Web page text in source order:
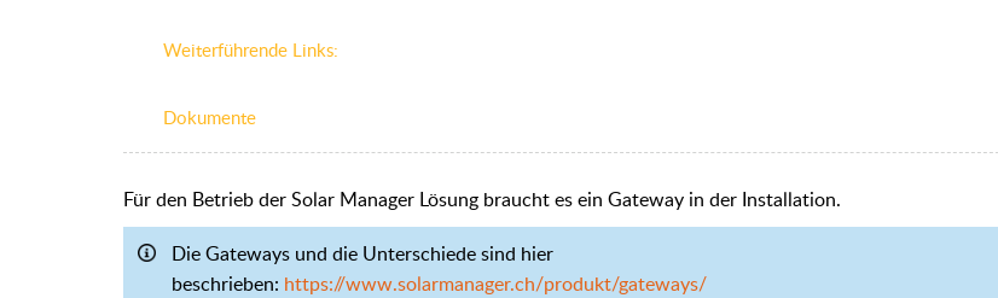
Weiterführende Links:
Dokumente
Für den Betrieb der Solar Manager Lösung braucht es ein Gateway in der Installation.
Die Gateways und die Unterschiede sind hier
beschrieben: https://www.solarmanager.ch/produkt/gateways/